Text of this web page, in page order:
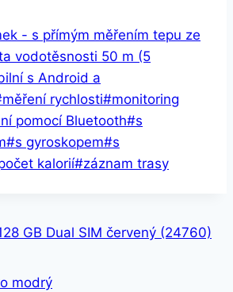
- s přímým měřením tepu ze
vodotěsnosti 50 m (5
s Android a
měření rychlosti#monitoring
pomocí Bluetooth#s
#s gyroskopem#s
kalorií#záznam trasy
GB Dual SIM červený (24760)
modrý